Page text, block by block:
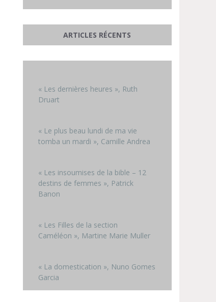
ARTICLES RÉCENTS
« Les dernières heures », Ruth
Druart
« Le plus beau lundi de ma vie
tomba un mardi », Camille Andrea
« Les insoumises de la bible – 12
destins de femmes », Patrick
Banon
« Les Filles de la section
Caméléon », Martine Marie Muller
« La domestication », Nuno Gomes
Garcia